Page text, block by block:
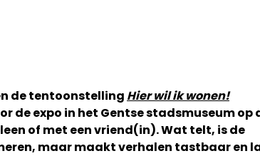
de tentoonstelling Hier wil ik wonen!
de expo in het Gentse stadsmuseum op
of met een vriend(in). Wat telt, is de
maar maakt verhalen tastbaar en